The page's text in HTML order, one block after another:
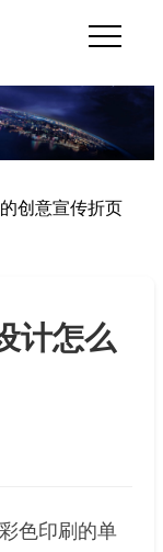
创意宣传折页
计怎么
色印刷的单